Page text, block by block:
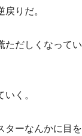
りだ。
だしくなってい
く。
ーなんかに目